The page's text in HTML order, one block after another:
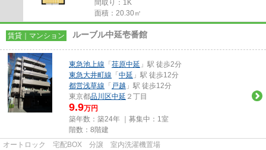
間取り：1K
面積：20.30㎡
賃貸｜マンション ルーブル中延壱番館
東急池上線 「 荏原中延 」駅 徒歩2分
東急大井町線 「 中延 」駅 徒歩12分
都営浅草線 「 戸越 」駅 徒歩12分
東京都品川区中延 ２丁目
9.9万円
築年数：築24年 ｜募集中： 1室
階数：8階建
オートロック 宅配BOX 分譲 室内洗濯機置場